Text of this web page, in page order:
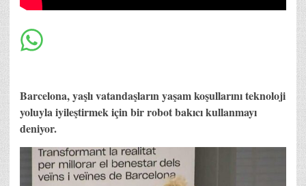
Barcelona, yaşlı vatandaşların yaşam koşullarını teknoloji
yoluyla iyileştirmek için bir robot bakıcı kullanmayı
deniyor.